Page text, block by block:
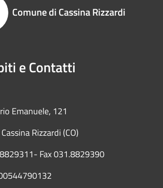
Comune di Cassina Rizzardi
e Contatti
Emanuele, 121
Rizzardi (CO)
Fax 031.8829390